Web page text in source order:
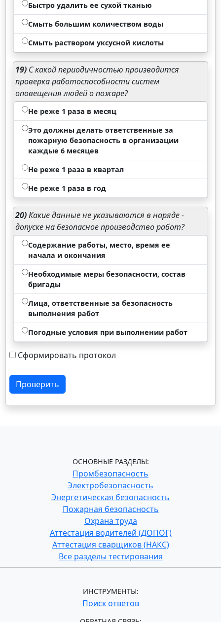
Быстро удалить ее сухой тканью
Смыть большим количеством воды
Смыть раствором уксусной кислоты
19) С какой периодичностью производится
проверка работоспособности систем
оповещения людей о пожаре?
Не реже 1 раза в месяц
Это должны делать ответственные за
пожарную безопасность в организации
каждые 6 месяцев
Не реже 1 раза в квартал
Не реже 1 раза в год
20)Какие данные не указываются в наряде -
допуске на безопасное производство работ?
Содержание работы, место, время ее
начала и окончания
Необходимые меры безопасности, состав
бригады
Лица, ответственные за безопасность
выполнения работ
Погодные условия при выполнении работ
Сформировать протокол
Проверить
ОСНОВНЫЕ РАЗДЕЛЫ:
Промбезопасность
Электробезопасность
Энергетическая безопасность
Пожарная безопасность
Охрана труда
Аттестация водителей (ДОПОГ)
Аттестация сварщиков (НАКС)
Все разделы тестирования
ИНСТРУМЕНТЫ:
Поиск ответов